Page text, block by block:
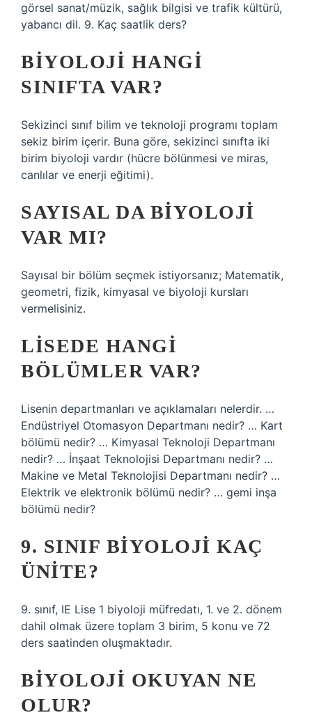
görsel sanat/müzik, sağlık bilgisi ve trafik kültürü,
yabancı dil. 9. Kaç saatlik ders?
BIYOLOJI HANGI
SINIFTA VAR?
Sekizinci sınıf bilim ve teknoloji programı toplam
sekiz birim içerir. Buna göre, sekizinci sınıfta iki
birim biyoloji vardır (hücre bölünmesi ve miras,
canlılar ve enerji eğitimi).
SAYISAL DA BIYOLOJI
VAR MI?
Sayısal bir bölüm seçmek istiyorsanız; Matematik,
geometri, fizik, kimyasal ve biyoloji kursları
vermelisiniz.
LISEDE HANGI
BÖLÜMLER VAR?
Lisenin departmanları ve açıklamaları nelerdir. …
Endüstriyel Otomasyon Departmanı nedir? … Kart
bölümü nedir? … Kimyasal Teknoloji Departmanı
nedir? … İnşaat Teknolojisi Departmanı nedir? …
Makine ve Metal Teknolojisi Departmanı nedir? …
Elektrik ve elektronik bölümü nedir? … gemi inşa
bölümü nedir?
9. SINIF BIYOLOJI KAÇ
ÜNITE?
9. sınıf, IE Lise 1 biyoloji müfredatı, 1. ve 2. dönem
dahil olmak üzere toplam 3 birim, 5 konu ve 72
ders saatinden oluşmaktadır.
BIYOLOJI OKUYAN NE
OLUR?